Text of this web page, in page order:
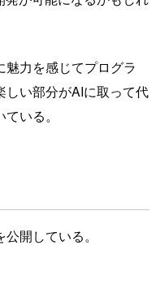
力を感じてプログラ
しい部分がAIに取って代
いる。
開している。